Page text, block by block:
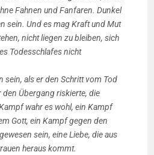
Fahnen und Fanfaren. Dunkel
sein. Und es mag Kraft und Mut
nicht liegen zu bleiben, sich
Todesschlafes nicht
sein, als er den Schritt vom Tod
den Übergang riskierte, die
wahr es wohl, ein Kampf
Gott, ein Kampf gegen den
sein, eine Liebe, die aus
heraus kommt.